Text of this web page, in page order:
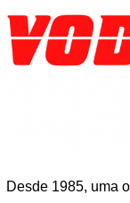
Desde 1985, uma